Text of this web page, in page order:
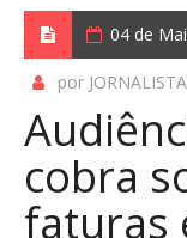
04 de
por
cobra
faturas